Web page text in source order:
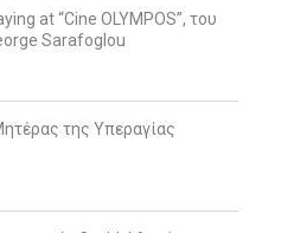
at “Cine OLYMPOS”, του
Sarafoglou
της Υπεραγίας